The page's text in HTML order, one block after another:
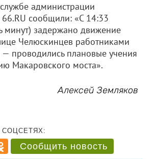
администрации
66.RU сообщили: «С 14:33
минут) задержано движение
Челюскинцев работниками
проводились плановые учения
Макаровского моста».
Алексей Земляков
СОЦСЕТЯХ:
Сообщить новость